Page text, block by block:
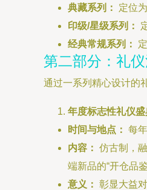
典藏系列：
定位
印级/星级系列：
经典常规系列：
第二部分：礼
通过一系列精心设计的
年度标志性礼仪
时间与地点： 每
内容： 仿古制，
端新品的“开仓品
意义： 彰显大益